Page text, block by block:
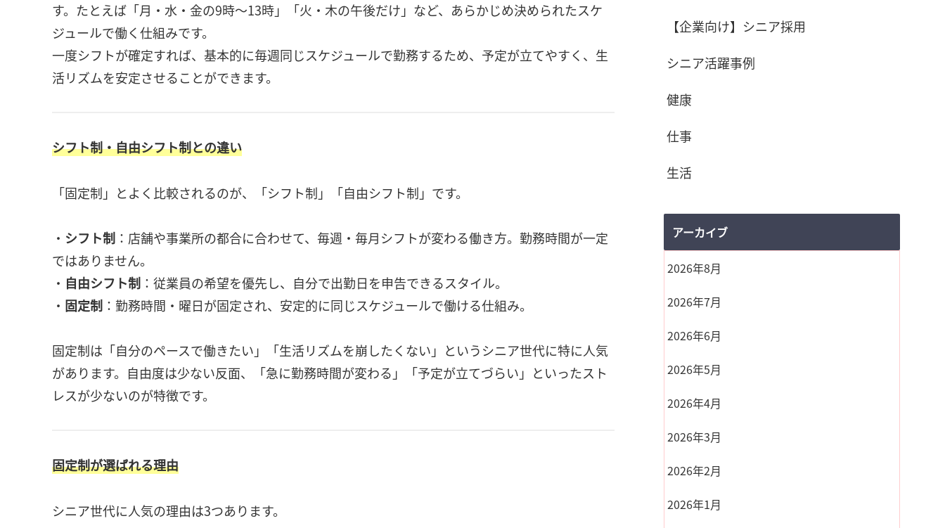
す。たとえば「月・水・金の9時〜13時」「火・木の午後だけ」など、あらかじめ決められたスケ
ジュールで働く仕組みです。
一度シフトが確定すれば、基本的に毎週同じスケジュールで勤務するため、予定が立てやすく、生
活リズムを安定させることができます。
シフト制・自由シフト制との違い
「固定制」とよく比較されるのが、「シフト制」「自由シフト制」です。
・ シフト制 ：店舗や事業所の都合に合わせて、毎週・毎月シフトが変わる働き方。勤務時間が一定
ではありません。
・ 自由シフト制 ：従業員の希望を優先し、自分で出勤日を申告できるスタイル。
・ 固定制 ：勤務時間・曜日が固定され、安定的に同じスケジュールで働ける仕組み。
固定制は「自分のペースで働きたい」「生活リズムを崩したくない」というシニア世代に特に人気
があります。自由度は少ない反面、「急に勤務時間が変わる」「予定が立てづらい」といったスト
レスが少ないのが特徴です。
固定制が選ばれる理由
シニア世代に人気の理由は3つあります。
【企業向け】シニア採用
シニア活躍事例
健康
仕事
生活
アーカイブ
2026年8月
2026年7月
2026年6月
2026年5月
2026年4月
2026年3月
2026年2月
2026年1月